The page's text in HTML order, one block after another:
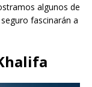
algunos de
fascinarán a